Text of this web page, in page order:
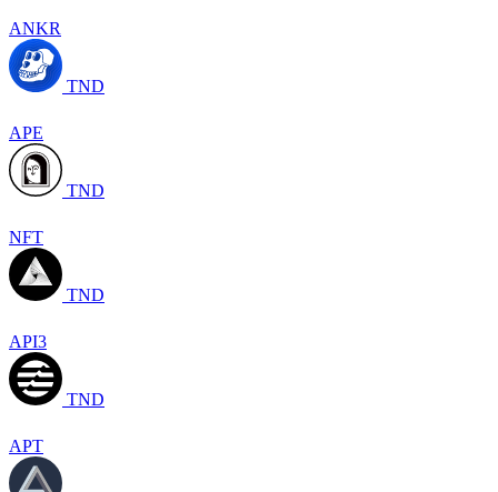
ANKR
TND
APE
TND
NFT
TND
API3
TND
APT